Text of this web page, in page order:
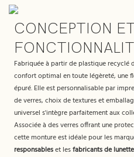
CONCEPTION
Fabriquée à partir de plastique recyclé
confort optimal en toute légèreté, une
épuré. Elle est personnalisable par
de verres, choix de textures et
universel s'intègre parfaitement aux
Associée à des verres offrant une
cette monture est idéale pour les
responsableset lesfabricants de